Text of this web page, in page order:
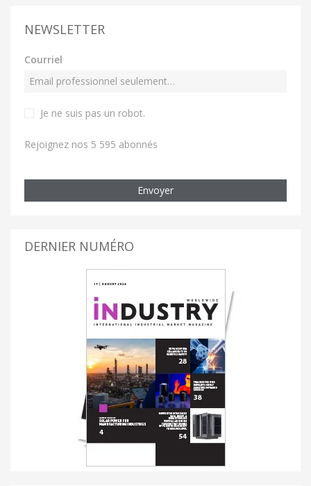
NEWSLETTER
Courriel
Je ne suis pas un robot.
Rejoignez nos 5 595 abonnés
Envoyer
DERNIER NUMÉRO